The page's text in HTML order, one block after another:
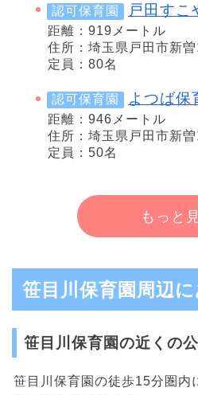
認可保育園 戸田すこ
距離：919メートル
住所：埼玉県戸田市新
定員：80名
認可保育園 よつば保
距離：946メートル
住所：埼玉県戸田市新
定員：50名
もっと
笹目川保育園周辺
笹目川保育園の近くの
笹目川保育園の徒歩15分圏内